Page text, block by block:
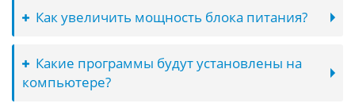
Как увеличить мощность блока питания?
Какие программы будут установлены на
компьютере?